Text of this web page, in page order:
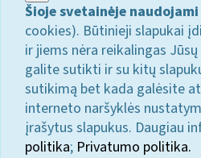
Šioje svetainėje
cookies). Būtinieji slapukai
ir jiems nėra reikalingas
galite sutikti ir su kitų
sutikimą bet kada galėsite
interneto naršyklės
įrašytus slapukus. Daugiau
politika; Privatumo politika.